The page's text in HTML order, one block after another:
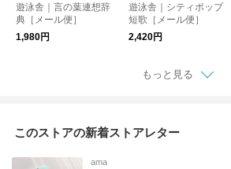
遊泳舎｜言の葉連想辞
典［メール便］
1,980円
遊泳舎｜シティポップ
短歌［メール便］
2,420円
もっと見る
このストアの新着ストアレター
ama